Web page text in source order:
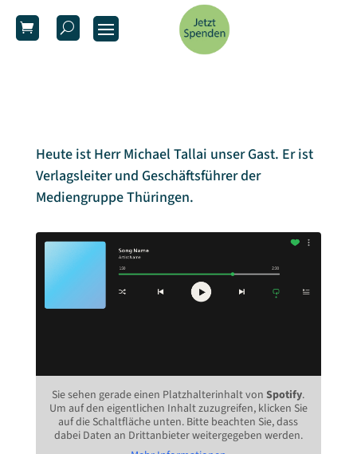
Heute ist Herr Michael Tallai unser Gast. Er ist
Verlagsleiter und Geschäftsführer der
Mediengruppe Thüringen.
Sie sehen gerade einen Platzhalterinhalt vonSpotify.
Um auf den eigentlichen Inhalt zuzugreifen, klicken Sie
auf die Schaltfläche unten. Bitte beachten Sie, dass
dabei Daten an Drittanbieter weitergegeben werden.